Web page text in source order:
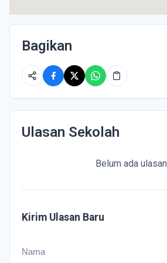
Bagikan
Ulasan Sekolah
Belum ada ulasan
Kirim Ulasan Baru